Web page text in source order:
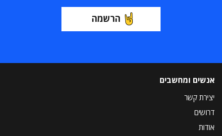
הרשמה
אנשים ומחשבים
יצירת קשר
דרושים
אודות